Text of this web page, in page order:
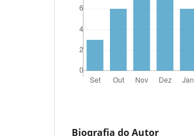
Biografia do Autor